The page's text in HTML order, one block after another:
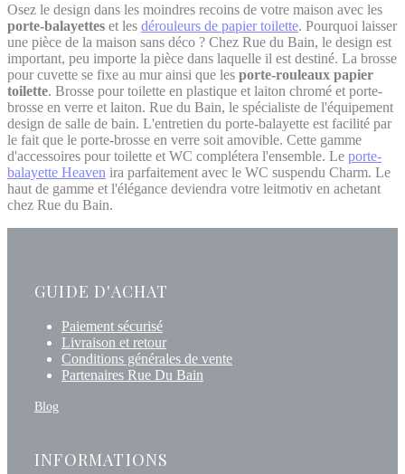
Osez le design dans les moindres recoins de votre maison avec les
porte-balayettes et les dérouleurs de papier toilette. Pourquoi laisser
une pièce de la maison sans déco ? Chez Rue du Bain, le design est
important, peu importe la pièce dans laquelle il est destiné. La brosse
pour cuvette se fixe au mur ainsi que les porte-rouleaux papier
toilette. Brosse pour toilette en plastique et laiton chromé et porte-
brosse en verre et laiton. Rue du Bain, le spécialiste de l'équipement
design de salle de bain. L'entretien du porte-balayette est facilité par
le fait que le porte-brosse en verre soit amovible. Cette gamme
d'accessoires pour toilette et WC complétera l'ensemble. Le porte-
balayette Heaven ira parfaitement avec le WC suspendu Charm. Le
haut de gamme et l'élégance deviendra votre leitmotiv en achetant
chez Rue du Bain.
GUIDE D'ACHAT
Paiement sécurisé
Livraison et retour
Conditions générales de vente
Partenaires Rue Du Bain
Blog
INFORMATIONS